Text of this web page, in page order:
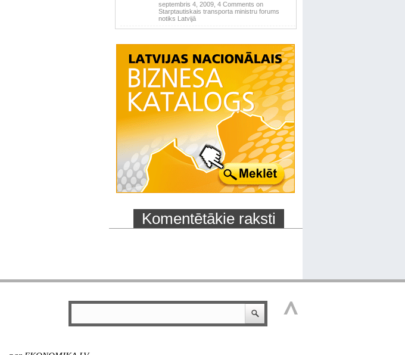
septembris 4, 2009, 4 Comments on
Starptautiskais transporta ministru forums
notiks Latvijā
Komentētākie raksti